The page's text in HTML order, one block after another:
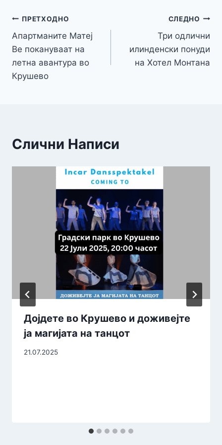
Навигација
на
напис
ПРЕТХОДНО
Апартманите Матеј
Ве покануваат на
летна авантура во
Крушево
СЛЕДНО
Три одлични
илинденски понуди
на Хотел Монтана
Слични Написи
Дојдете во Крушево и доживејте
ја магијата на танцот
21.07.2025